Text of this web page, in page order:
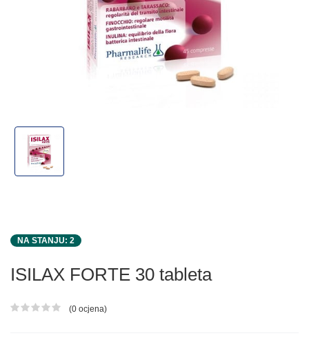
NA STANJU: 2
ISILAX FORTE 30 tableta
Ocjena proizvoda
(0 ocjena)